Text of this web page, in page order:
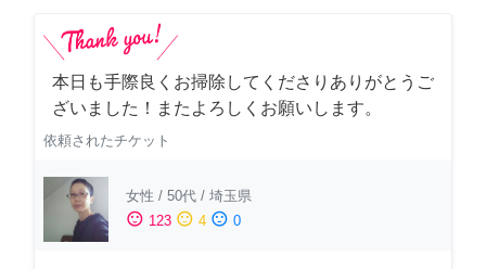
本日も手際良くお掃除してくださりありがとうご
ざいました！またよろしくお願いします。
依頼されたチケット
女性 / 50代 / 埼玉県
sentiment_satisfied 123 sentiment_neutral 4 sentiment_dissatisfied 0